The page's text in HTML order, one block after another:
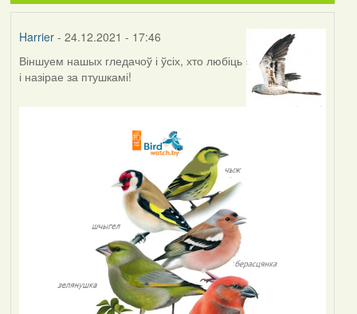
Harrier- 24.12.2021 - 17:46
Віншуем нашых гледачоў і ўсіх, хто любіць
і назірае за птушкамі!